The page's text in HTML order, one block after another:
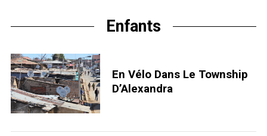
Enfants
En Vélo Dans Le Township
D’Alexandra